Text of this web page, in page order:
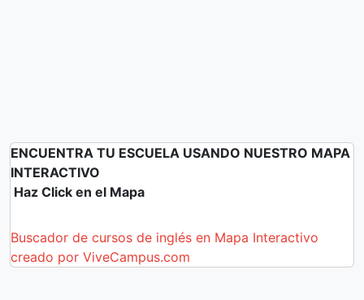
ENCUENTRA TU ESCUELA USANDO NUESTRO MAPA
INTERACTIVO
Haz Click en el Mapa
Buscador de cursos de inglés en Mapa Interactivo
creado por ViveCampus.com